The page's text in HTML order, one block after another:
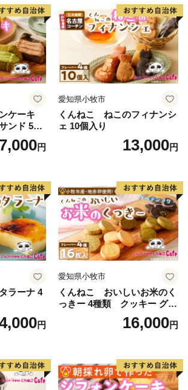
ことができます。地域住民の積極的な保
の伐採の危機を乗り越え、現在、まち
多くの人たちに親しまれています。
には、これまでのブナを活用したまちづ
え添別・白井川の３つの地域の地理
評価され、本町のブナ林は「北限のブ
海道遺産に選定されています。
先はこちら◆
再発行・ワンストップ受付状況について
５－２１９７(全自治体共通)
番号とお申込み時の電話番号下４桁が
応
送について
納税コールセンター
０～１７：３０（祝土日を除く）
８７－７３７３
ケーキ
ンド 5個
円
愛知県小牧市
くんねこ ねこのフィナンシ
ェ 10個入り
13,000円
ラーナ 4
円
愛知県小牧市
くんねこ おいしいお米のく
っきー 4種類 クッキー グル
16,000円